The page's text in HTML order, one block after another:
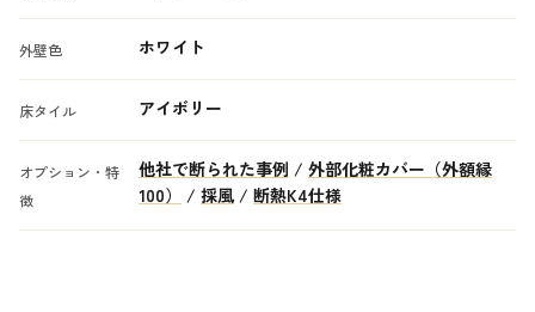
外壁色 ホワイト
床タイル アイボリー
オプション・特
徴
他社で断られた事例 / 外部化粧カバー（外額縁
100）
/ 採風/ 断熱K4仕様